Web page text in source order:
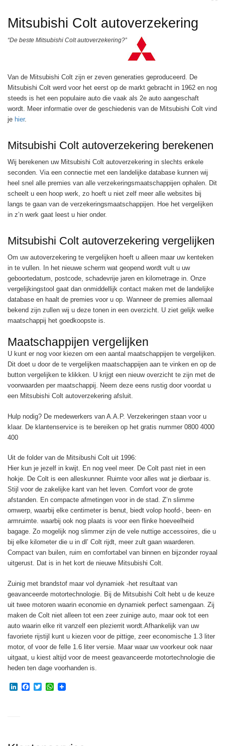
Mitsubishi Colt autoverzekering
“De beste Mitsubishi Colt autoverzekering?”
Van de Mitsubishi Colt zijn er zeven generaties geproduceerd. De
Mitsubishi Colt werd voor het eerst op de markt gebracht in 1962 en nog
steeds is het een populaire auto die vaak als 2e auto aangeschaft
wordt. Meer informatie over de geschiedenis van de Mitsubishi Colt vind
je hier.
Mitsubishi Colt autoverzekering berekenen
Wij berekenen uw Mitsubishi Colt autoverzekering in slechts enkele
seconden. Via een connectie met een landelijke database kunnen wij
heel snel alle premies van alle verzekeringsmaatschappijen ophalen. Dit
scheelt u een hoop werk, zo hoeft u niet zelf meer alle websites bij
langs te gaan van de verzekeringsmaatschappijen. Hoe het vergelijken
in z’n werk gaat leest u hier onder.
Mitsubishi Colt autoverzekering vergelijken
Om uw autoverzekering te vergelijken hoeft u alleen maar uw kenteken
in te vullen. In het nieuwe scherm wat geopend wordt vult u uw
geboortedatum, postcode, schadevrije jaren en kilometrage in. Onze
vergelijkingstool gaat dan onmiddellijk contact maken met de landelijke
database en haalt de premies voor u op. Wanneer de premies allemaal
bekend zijn zullen wij u deze tonen in een overzicht. U ziet gelijk welke
maatschappij het goedkoopste is.
Maatschappijen vergelijken
U kunt er nog voor kiezen om een aantal maatschappijen te vergelijken.
Dit doet u door de te vergelijken maatschappijen aan te vinken en op de
button vergelijken te klikken. U krijgt een nieuw overzicht te zijn met de
voorwaarden per maatschappij. Neem deze eens rustig door voordat u
een Mitsubishi Colt autoverzekering afsluit.
Hulp nodig? De medewerkers van A.A.P. Verzekeringen staan voor u
klaar. De klantenservice is te bereiken op het gratis nummer 0800 4000
400
Uit de folder van de Mitsibushi Colt uit 1996:
Hier kun je jezelf in kwijt. En nog veel meer. De Colt past niet in een
hokje. De Colt is een alleskunner. Ruimte voor alles wat je dierbaar is.
Stijl voor de zakelijke kant van het leven. Comfort voor de grote
afstanden. En compacte afmetingen voor in de stad. Z’n slimme
omwerp, waarbij elke centimeter is benut, biedt volop hoofd-, been- en
armruimte. waarbij ook nog plaats is voor een flinke hoeveelheid
bagage. Zo mogelijk nog slimmer zijn de vele nuttige accessoires, die u
bij elke kilometer die u in dl’ Colt rijdt, meer zult gaan waarderen.
Compact van builen, ruim en comfortabel van binnen en bijzonder royaal
uitgerust. Dat is in het kort de nieuwe Mitsubishi Colt.
Zuinig met brandstof maar vol dynamiek -het resultaat van
geavanceerde motortechnologie. Bij de Mitsubishi Colt hebt u de keuze
uit twee motoren waarin economie en dynamiek perfect samengaan. Zij
maken de Colt niet alleen tot een zeer zuinige auto, maar ook tot een
auto waarin elke rit vanzelf een plezierrit wordt.Afhankelijk van uw
favoriete rijstijl kunt u kiezen voor de pittige, zeer economische 1.3 liter
motor, of voor de felle 1.6 liter versie. Maar waar uw voorkeur ook naar
uitgaat, u kiest altijd voor de meest geavanceerde motortechnologie die
heden ten dage voorhanden is.
LinkedIn
Facebook
TwitterWhatsApp